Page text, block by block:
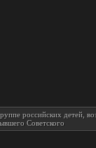
российских детей,
Советского